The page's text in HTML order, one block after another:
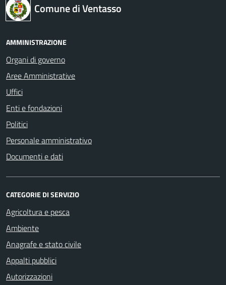
Comune di Ventasso
AMMINISTRAZIONE
Organi di governo
Aree Amministrative
Uffici
Enti e fondazioni
Politici
Personale amministrativo
Documenti e dati
CATEGORIE DI SERVIZIO
Agricoltura e pesca
Ambiente
Anagrafe e stato civile
Appalti pubblici
Autorizzazioni